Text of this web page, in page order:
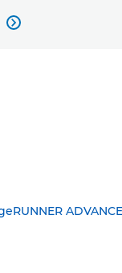
